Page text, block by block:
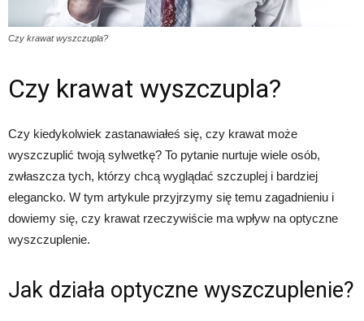
Czy krawat wyszczupla?
Czy krawat wyszczupla?
Czy kiedykolwiek zastanawiałeś się, czy krawat może
wyszczuplić twoją sylwetkę? To pytanie nurtuje wiele osób,
zwłaszcza tych, którzy chcą wyglądać szczuplej i bardziej
elegancko. W tym artykule przyjrzymy się temu zagadnieniu i
dowiemy się, czy krawat rzeczywiście ma wpływ na optyczne
wyszczuplenie.
Jak działa optyczne wyszczuplenie?